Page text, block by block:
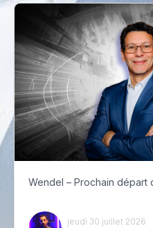
Wendel – Prochain départ
jeudi 30 juillet 2026